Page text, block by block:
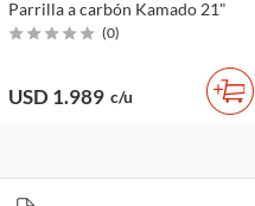
Parrilla a carbón Kamado 21"
(0)
USD 1.989 c/u